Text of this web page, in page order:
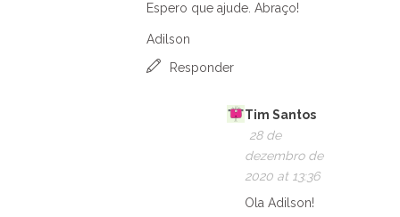
Espero que ajude. Abraço!
Adilson
Responder
Tim Santos
28 de
dezembro de
2020 at 13:36
Ola Adilson!